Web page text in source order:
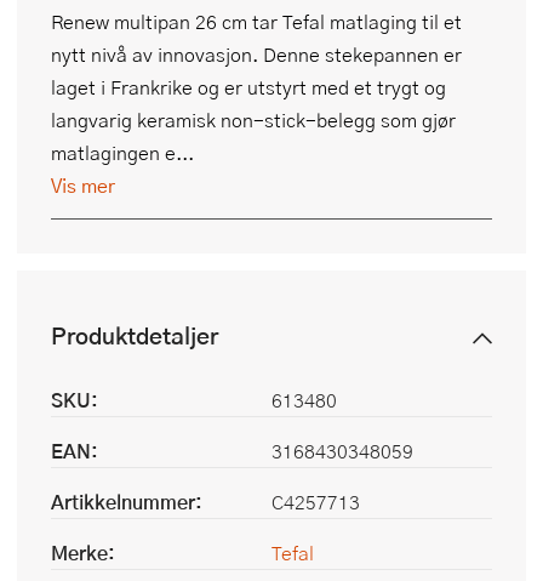
Renew multipan 26 cm tar Tefal matlaging til et
nytt nivå av innovasjon. Denne stekepannen er
laget i Frankrike og er utstyrt med et trygt og
langvarig keramisk non-stick-belegg som gjør
matlagingen e...
Vis mer
Produktdetaljer
SKU:
613480
EAN:
3168430348059
Artikkelnummer:
C4257713
Merke:
Tefal